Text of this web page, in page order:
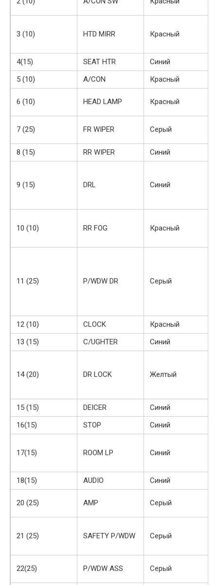
3 (10) HTD MIRR Красный
4(15)
SEAT HTR Синий
5 (10)
A/CON Красный
6 (10) HEAD LAMP Красный
7 (25) FR WIPER Серый
8 (15)
RR WIPER Синий
9 (15) DRL Синий
10 (10) RR FOG Красный
11 (25) P/WDW DR Серый
12 (10)
CLOCK Красный
13 (15)
C/UGHTER Синий
14 (20) DR LOCK Желтый
15 (15)
DEICER Синий
16(15)
STOP Синий
17(15) ROOM LP Синий
18(15)
AUDIO Синий
20 (25) AMP Серый
21 (25) SAFETY P/WDW Серый
22(25) P/WDW ASS Серый